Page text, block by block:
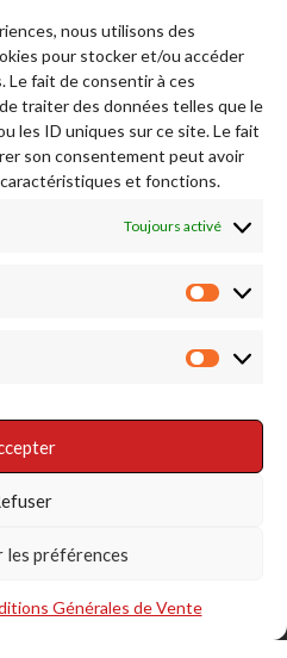
nous utilisons des
pour stocker et/ou accéder
Le fait de consentir à ces
traiter des données telles que le
les ID uniques sur ce site. Le fait
son consentement peut avoir
et fonctions.
Toujours activé
préférences
Générales de Vente
Suivez-nous sur Instagram